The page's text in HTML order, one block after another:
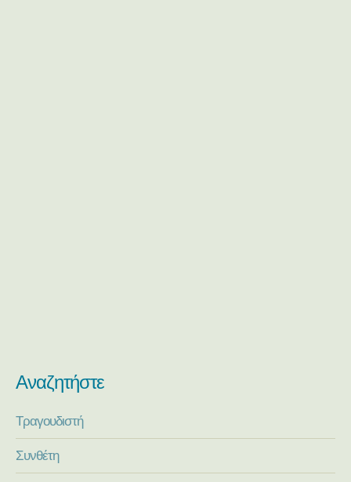
Αναζητήστε
Τραγουδιστή
Συνθέτη